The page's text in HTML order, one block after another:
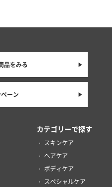
品をみる
ーン
カテゴリーで探す
スキンケア
ヘアケア
ボディケア
スペシャルケア